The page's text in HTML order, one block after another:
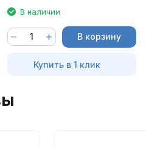
В наличии
В корзину
Купить в 1 клик